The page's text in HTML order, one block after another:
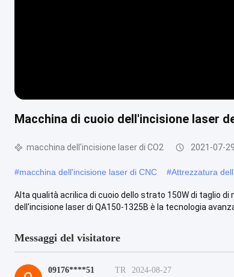
Macchina di cuoio dell'incisione laser
macchina dell'incisione laser di CO2 2021-07-29
#macchina dell'incisione laser di CNC #Attrezzatura
Alta qualità acrilica di cuoio dello strato 150W di taglio
dell'incisione laser di QA150-1325B è la tecnologia
Messaggi del visitatore
09176****51 TR 2024-08-27